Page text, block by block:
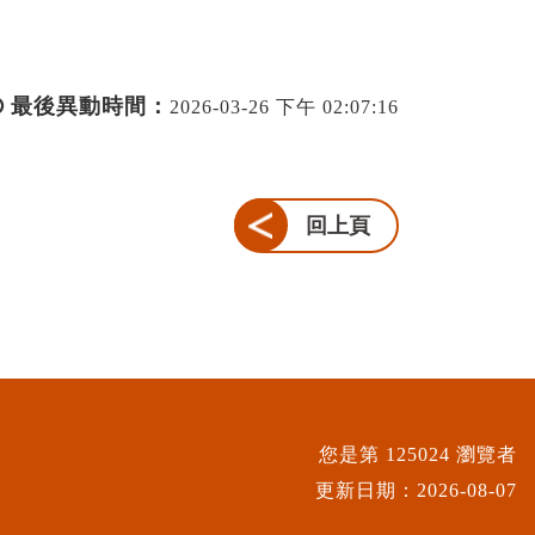
最後異動時間： 2026-03-26 下午 02:07:16
回上頁
您是第 125024 瀏覽者
更新日期： 2026-08-07